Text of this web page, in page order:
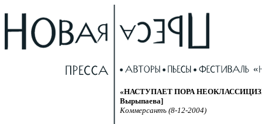
«НАСТУПАЕТ ПОРА
Вырыпаева]
Коммерсантъ (8-12-2004)